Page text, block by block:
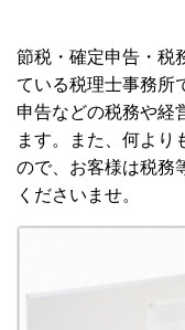
節税・確定申告・税
ている税理士事務所
申告などの税務や経
ます。また、何より
ので、お客様は税務
くださいませ。